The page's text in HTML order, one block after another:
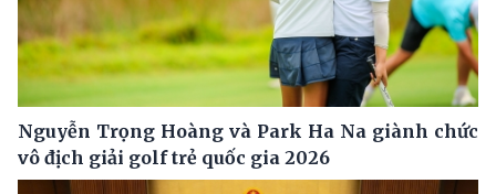
Nguyễn Trọng Hoàng và Park Ha Na giành chức
vô địch giải golf trẻ quốc gia 2026